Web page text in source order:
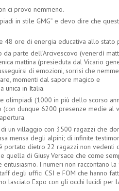
ci provo nemmeno.
in stile GMG” e devo dire che
48 ore di energia educativa allo stato
da parte dell’Arcivescovo (venerdì
mattina (presieduta dal Vicario
di emozioni, sorrisi che
momenti dal sapore magico e
unica in Italia.
olimpiadi (1000 in più dello scorso
dunque 6200 presenze medie al
un villaggio con 3500 ragazzi che
mensa degli alpini; di infinite
portato dietro 22 ragazzi non vedenti
quella di Giusy Versace che come
I numeri non raccontano la
degli uffici CSI e FOM che hanno
lasciato Expo con gli occhi lucidi per